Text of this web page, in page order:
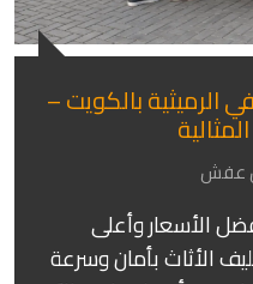
بالكويت –
عفش
الأسعار وأعلى
الأثاث بأمان وسرعة